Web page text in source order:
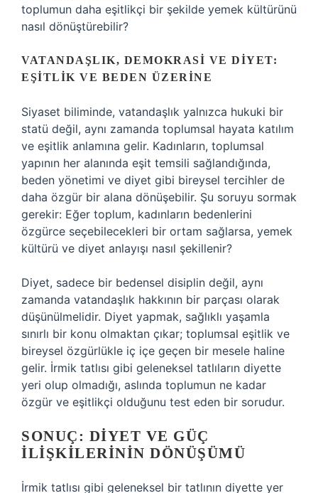
toplumun daha eşitlikçi bir şekilde yemek kültürünü
nasıl dönüştürebilir?
VATANDAŞLIK, DEMOKRASI VE DIYET:
EŞITLIK VE BEDEN ÜZERINE
Siyaset biliminde, vatandaşlık yalnızca hukuki bir
statü değil, aynı zamanda toplumsal hayata katılım
ve eşitlik anlamına gelir. Kadınların, toplumsal
yapının her alanında eşit temsili sağlandığında,
beden yönetimi ve diyet gibi bireysel tercihler de
daha özgür bir alana dönüşebilir. Şu soruyu sormak
gerekir: Eğer toplum, kadınların bedenlerini
özgürce seçebilecekleri bir ortam sağlarsa, yemek
kültürü ve diyet anlayışı nasıl şekillenir?
Diyet, sadece bir bedensel disiplin değil, aynı
zamanda vatandaşlık hakkının bir parçası olarak
düşünülmelidir. Diyet yapmak, sağlıklı yaşamla
sınırlı bir konu olmaktan çıkar; toplumsal eşitlik ve
bireysel özgürlükle iç içe geçen bir mesele haline
gelir. İrmik tatlısı gibi geleneksel tatlıların diyette
yeri olup olmadığı, aslında toplumun ne kadar
özgür ve eşitlikçi olduğunu test eden bir sorudur.
SONUÇ: DIYET VE GÜÇ
İLIŞKILERININ DÖNÜŞÜMÜ
İrmik tatlısı gibi geleneksel bir tatlının diyette yer